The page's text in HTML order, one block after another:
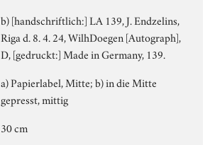
b) [handschriftlich:] LA 139, J. Endzelins,
Riga d. 8. 4. 24, WilhDoegen [Autograph],
D, [gedruckt:] Made in Germany, 139.
a) Papierlabel, Mitte; b) in die Mitte
gepresst, mittig
30 cm